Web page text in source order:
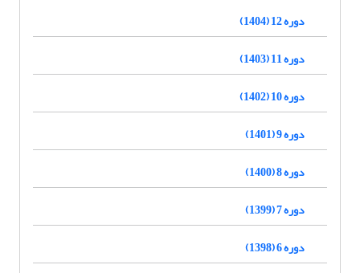
دوره 12 (1404)
دوره 11 (1403)
دوره 10 (1402)
دوره 9 (1401)
دوره 8 (1400)
دوره 7 (1399)
دوره 6 (1398)